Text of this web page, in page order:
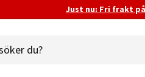
Just nu: Fri frakt